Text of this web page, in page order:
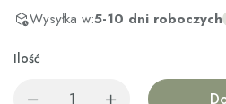
Wysyłka w:5-10 dni roboczych
Ilość